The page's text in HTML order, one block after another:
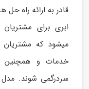
قادر به ارائه راه حل
ابری برای
میشود که مشتریان
خدمات و
سردرگمی شوند.